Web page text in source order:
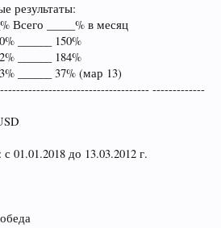
результаты:
Всего _____% в месяц
______ 150%
______ 184%
______ 37% (мар 13)
-------------
01.01.2018 до 13.03.2012 г.